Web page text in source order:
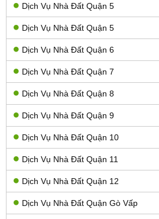
Dịch Vụ Nhà Đất Quận 5
Dịch Vụ Nhà Đất Quận 5
Dịch Vụ Nhà Đất Quận 6
Dịch Vụ Nhà Đất Quận 7
Dịch Vụ Nhà Đất Quận 8
Dịch Vụ Nhà Đất Quận 9
Dịch Vụ Nhà Đất Quận 10
Dịch Vụ Nhà Đất Quận 11
Dịch Vụ Nhà Đất Quận 12
Dịch Vụ Nhà Đất Quận Gò Vấp